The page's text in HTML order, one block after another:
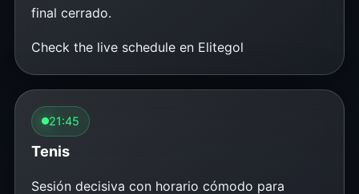
final cerrado.
Check the live schedule en Elitegol
21:45
Tenis
Sesión decisiva con horario cómodo para